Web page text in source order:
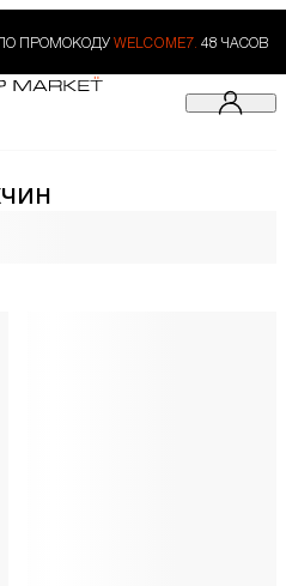
ПРОМОКОДУ WELCOME7. 48 ЧАСОВ